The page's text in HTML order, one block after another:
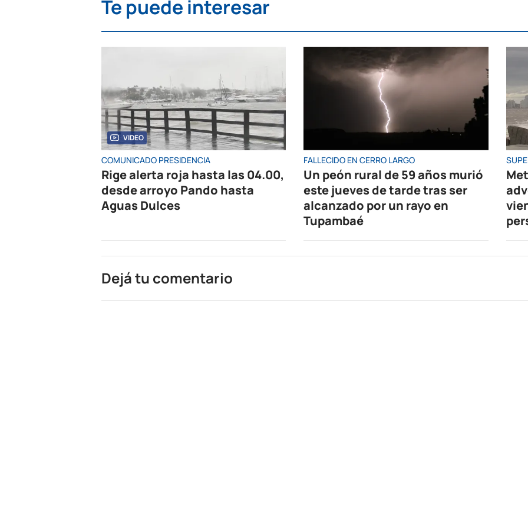
Te puede interesar
VIDEO
COMUNICADO PRESIDENCIA
Rige alerta roja hasta las 04.00,
desde arroyo Pando hasta
Aguas Dulces
FALLECIDO EN CERRO LARGO
Un peón rural de 59 años murió
este jueves de tarde tras ser
alcanzado por un rayo en
Tupambaé
Dejá tu comentario